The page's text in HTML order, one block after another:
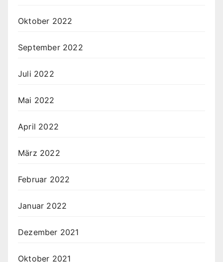
Oktober 2022
September 2022
Juli 2022
Mai 2022
April 2022
März 2022
Februar 2022
Januar 2022
Dezember 2021
Oktober 2021